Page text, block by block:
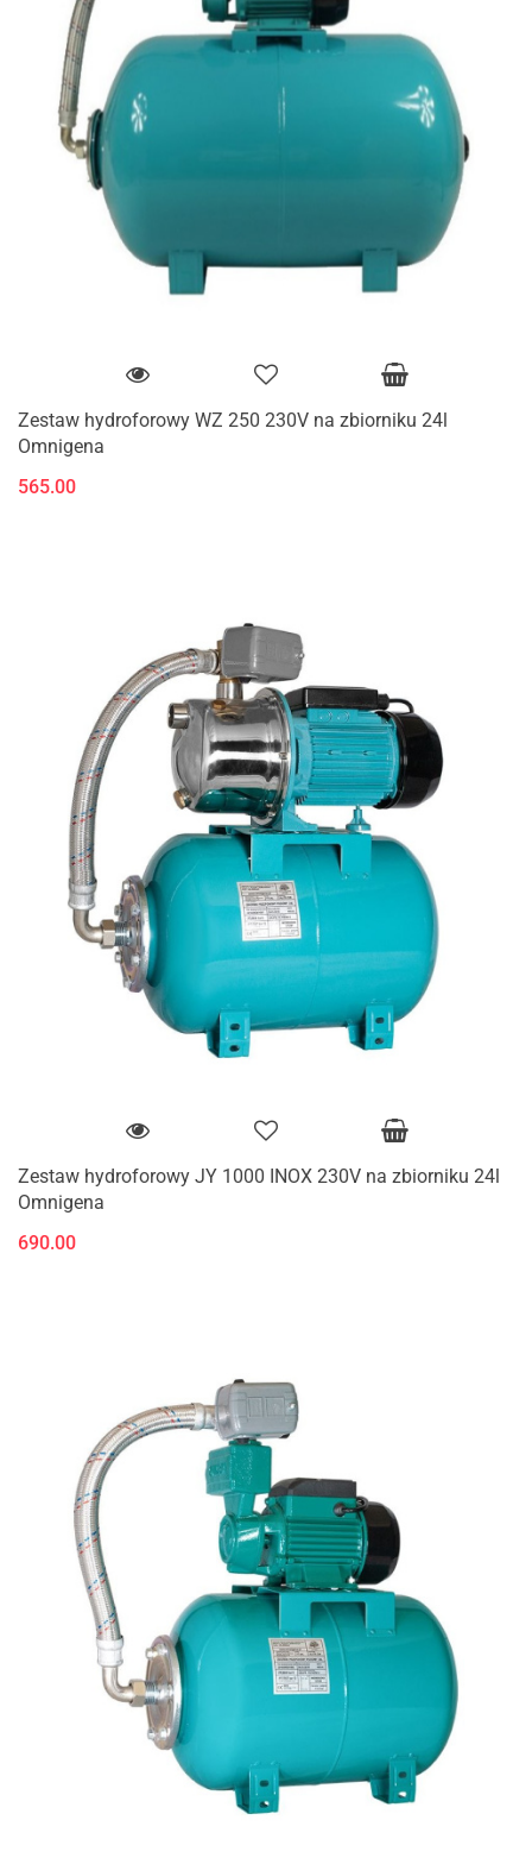
Zestaw hydroforowy WZ 250 230V na zbiorniku 24l
Omnigena
565.00
Zestaw hydroforowy JY 1000 INOX 230V na zbiorniku 24l
Omnigena
690.00